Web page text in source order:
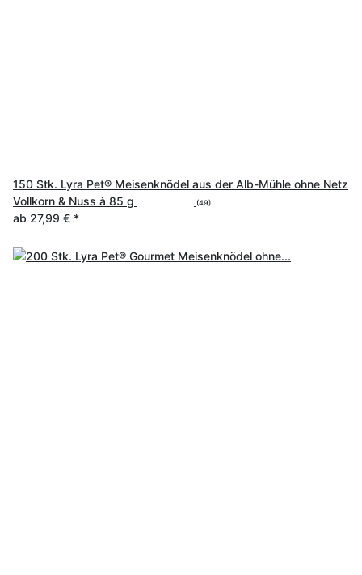
150 Stk. Lyra Pet® Meisenknödel aus der Alb-Mühle ohne Netz
Vollkorn & Nuss à 85 g
(49)
ab 27,99 € *